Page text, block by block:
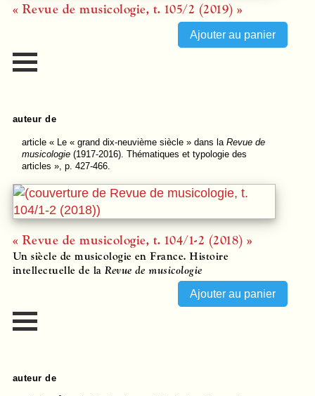
« Revue de musicologie, t. 105/2 (2019) »
auteur de
article« Le « grand dix-neuvième siècle » dans la Revue de
musicologie(1917-2016). Thématiques et typologie des
articles », p. 427-466.
« Revue de musicologie, t. 104/1-2 (2018) »
Un siècle de musicologie en France. Histoire
intellectuelle de laRevue de musicologie
auteur de